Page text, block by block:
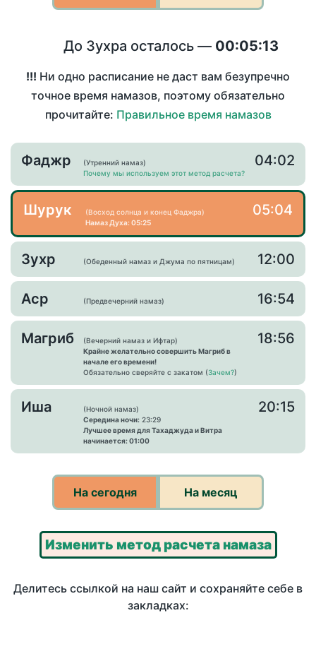
До Зухра осталось — 00:05:13
!!! Ни одно расписание не даст вам безупречно
точное время намазов, поэтому обязательно
прочитайте: Правильное время намазов
Фаджр
(Утренний намаз)
Почему мы используем этот метод расчета?
04:02
Шурук
(Восход солнца и конец Фаджра)
Намаз Духа: 05:25
05:04
Зухр (Обеденный намаз и Джума по пятницам) 12:00
Аср (Предвечерний намаз) 16:54
Магриб
(Вечерний намаз и Ифтар)
Крайне желательно совершить Магриб в
начале его времени!
Обязательно сверяйте с закатом (Зачем?)
18:56
Иша
(Ночной намаз)
Середина ночи: 23:29
Лучшее время для Тахаджуда и Витра
начинается: 01:00
20:15
На сегодня На месяц
Изменить метод расчета намаза
Делитесь ссылкой на наш сайт и сохраняйте себе в
закладках: